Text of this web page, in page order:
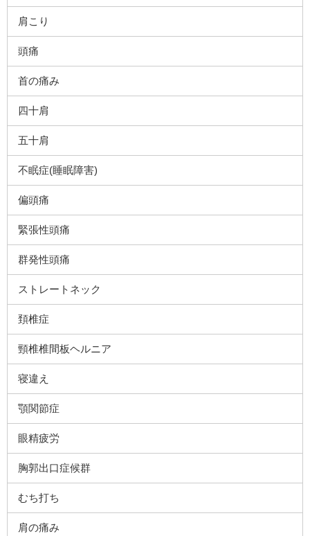
肩こり
頭痛
首の痛み
四十肩
五十肩
不眠症(睡眠障害)
偏頭痛
緊張性頭痛
群発性頭痛
ストレートネック
頚椎症
頸椎椎間板ヘルニア
寝違え
顎関節症
眼精疲労
胸郭出口症候群
むち打ち
肩の痛み